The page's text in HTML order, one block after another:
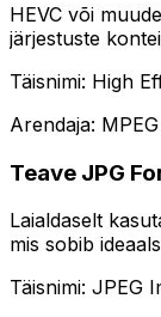
HEVC või
järjestuste
Täisnimi: High
Arendaja:
Teave JPG
Laialdaselt
mis sobib
Täisnimi: JPEG